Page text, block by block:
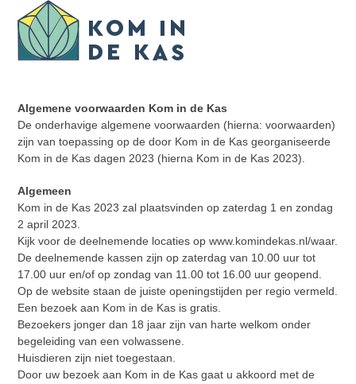
content
Open
mobile
menu
Close
mobile
menu
Algemene voorwaarden Kom in de Kas
De onderhavige algemene voorwaarden (hierna: voorwaarden)
zijn van toepassing op de door Kom in de Kas georganiseerde
Kom in de Kas dagen 2023 (hierna Kom in de Kas 2023).
Algemeen
Kom in de Kas 2023 zal plaatsvinden op zaterdag 1 en zondag
2 april 2023.
Kijk voor de deelnemende locaties op www.komindekas.nl/waar.
De deelnemende kassen zijn op zaterdag van 10.00 uur tot
17.00 uur en/of op zondag van 11.00 tot 16.00 uur geopend.
Op de website staan de juiste openingstijden per regio vermeld.
Een bezoek aan Kom in de Kas is gratis.
Bezoekers jonger dan 18 jaar zijn van harte welkom onder
begeleiding van een volwassene.
Huisdieren zijn niet toegestaan.
Door uw bezoek aan Kom in de Kas gaat u akkoord met de